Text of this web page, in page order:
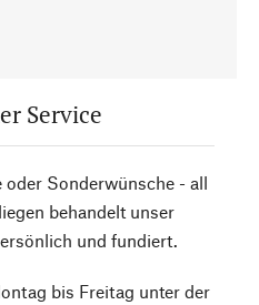
Service
oder Sonderwünsche - all
behandelt unser
und fundiert.
bis Freitag unter der